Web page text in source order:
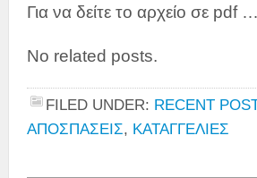
Για να δείτε το αρχείο σε pdf …
No related posts.
FILED UNDER: RECENT
ΑΠΟΣΠΑΣΕΙΣ, ΚΑΤΑΓΓΕΛΙΕΣ